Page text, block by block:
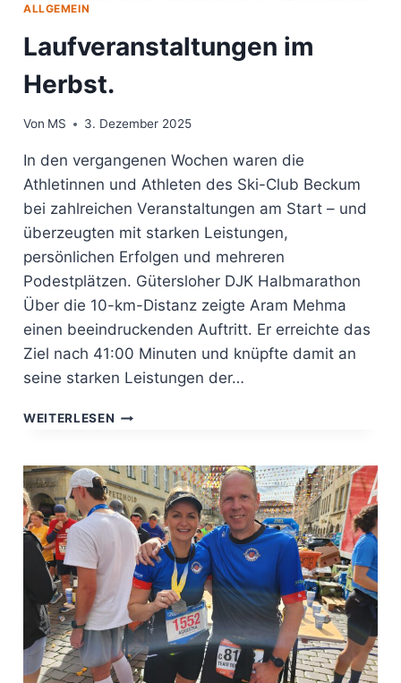
ALLGEMEIN
Laufveranstaltungen im
Herbst.
Von MS 3. Dezember 2025
In den vergangenen Wochen waren die
Athletinnen und Athleten des Ski-Club Beckum
bei zahlreichen Veranstaltungen am Start – und
überzeugten mit starken Leistungen,
persönlichen Erfolgen und mehreren
Podestplätzen. Gütersloher DJK Halbmarathon
Über die 10-km-Distanz zeigte Aram Mehma
einen beeindruckenden Auftritt. Er erreichte das
Ziel nach 41:00 Minuten und knüpfte damit an
seine starken Leistungen der…
WEITERLESEN LAUFVERANSTALTUNGEN